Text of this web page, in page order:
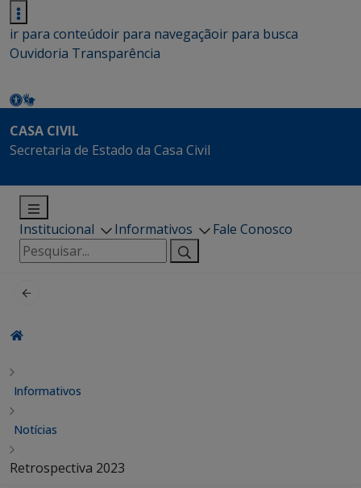
ir para conteúdoir para navegaçãoir para busca
Ouvidoria Transparência
CASA CIVIL
Secretaria de Estado da Casa Civil
Institucional Informativos
Fale Conosco
Pesquisar
por:
Informativos
Notícias
Retrospectiva 2023